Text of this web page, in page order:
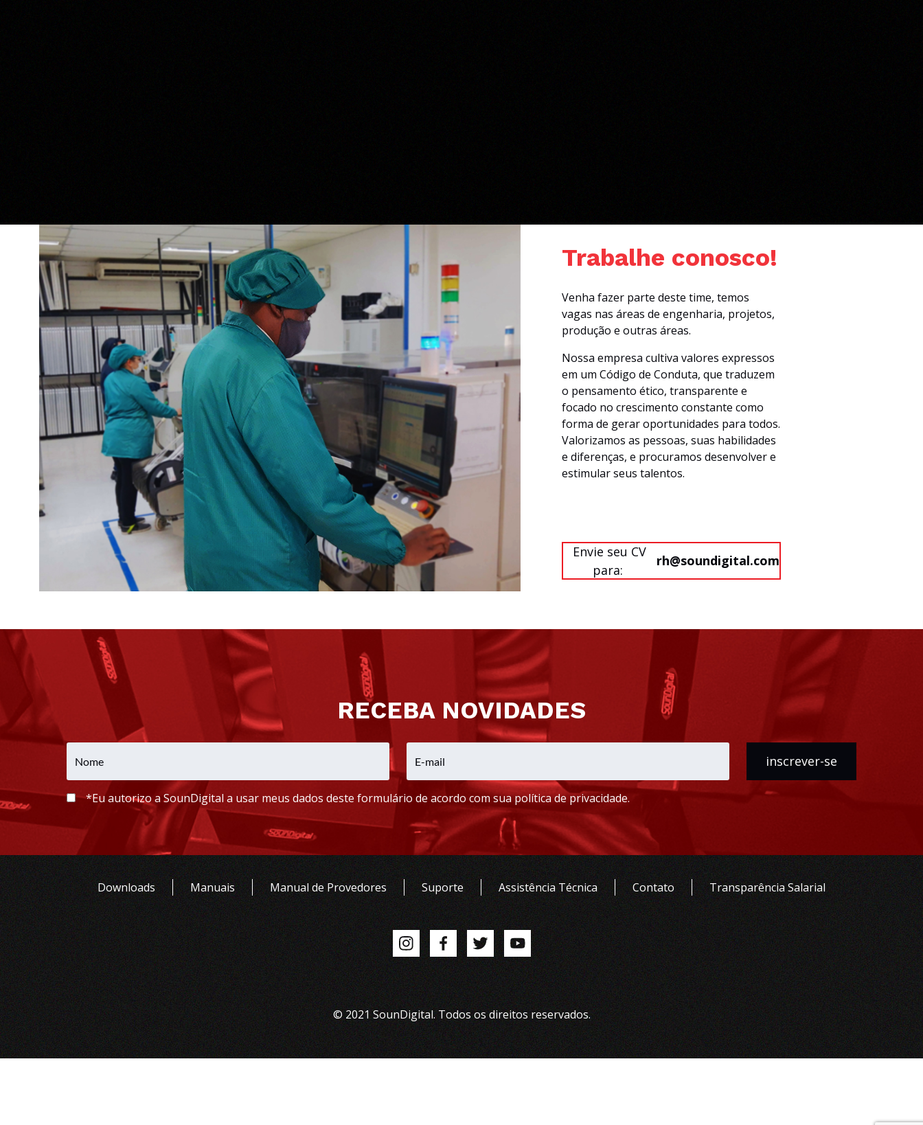
Trabalhe conosco!
Venha fazer parte deste time, temos
vagas nas áreas de engenharia, projetos,
produção e outras áreas.
Nossa empresa cultiva valores expressos
em um Código de Conduta, que traduzem
o pensamento ético, transparente e
focado no crescimento constante como
forma de gerar oportunidades para todos.
Valorizamos as pessoas, suas habilidades
e diferenças, e procuramos desenvolver e
estimular seus talentos.
Envie seu CV
para:
rh@soundigital.com
RECEBA NOVIDADES
inscrever-se
*Eu autorizo a SounDigital a usar meus dados deste formulário de acordo com sua política de privacidade.
Downloads Manuais Manual de Provedores Suporte Assistência Técnica Contato Transparência Salarial
© 2021 SounDigital. Todos os direitos reservados.